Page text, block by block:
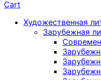
Cart
Художественная
Зарубежная